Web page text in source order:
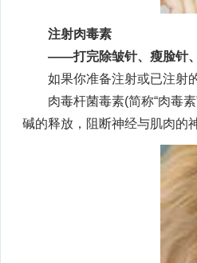
注射肉毒素
——打完除皱针、瘦脸针
如果你准备注射或已注射
肉毒杆菌毒素(简称“肉毒
碱的释放，阻断神经与肌肉的